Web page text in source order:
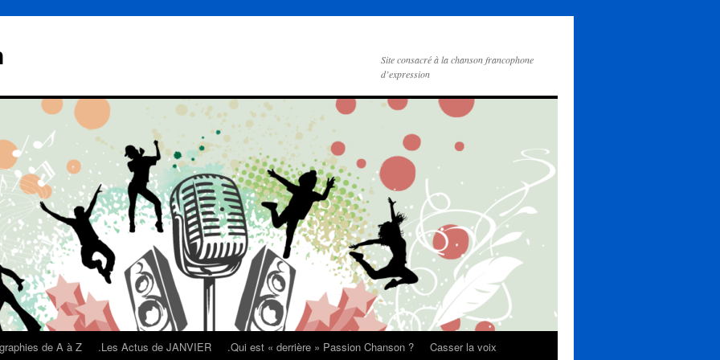
Site consacré à la chanson francophone
d’expression
de A à Z .Les Actus de JANVIER .Qui est « derrière » Passion Chanson ?
Casser la voix